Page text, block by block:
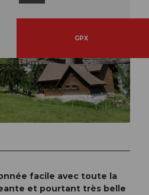
© Schwyz Tourismus, Schwyz Tourismus, Perre
tfoto.ch
GPX
5,83 km
173 m
1.571 m
facile avec toute la
et pourtant très belle